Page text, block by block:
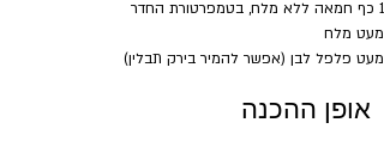
1 כף חמאה ללא מלח, בטמפרטורת החדר
מעט מלח
מעט פלפל לבן (אפשר להמיר בירק תבלין)
אופן ההכנה